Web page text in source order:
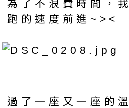
為了不浪費時間，
跑的速度前進~><
過了一座又一座的